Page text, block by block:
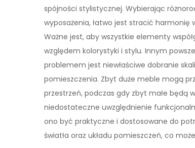
spójności stylistycznej. Wybierając
wyposażenia, łatwo jest stracić harmonię
Ważne jest, aby wszystkie elementy
względem kolorystyki i stylu. Innym
problemem jest niewłaściwe dobranie
pomieszczenia. Zbyt duże meble mogą
przestrzeń, podczas gdy zbyt małe będą
niedostateczne uwzględnienie
ono być praktyczne i dostosowane do
światła oraz układu pomieszczeń, co